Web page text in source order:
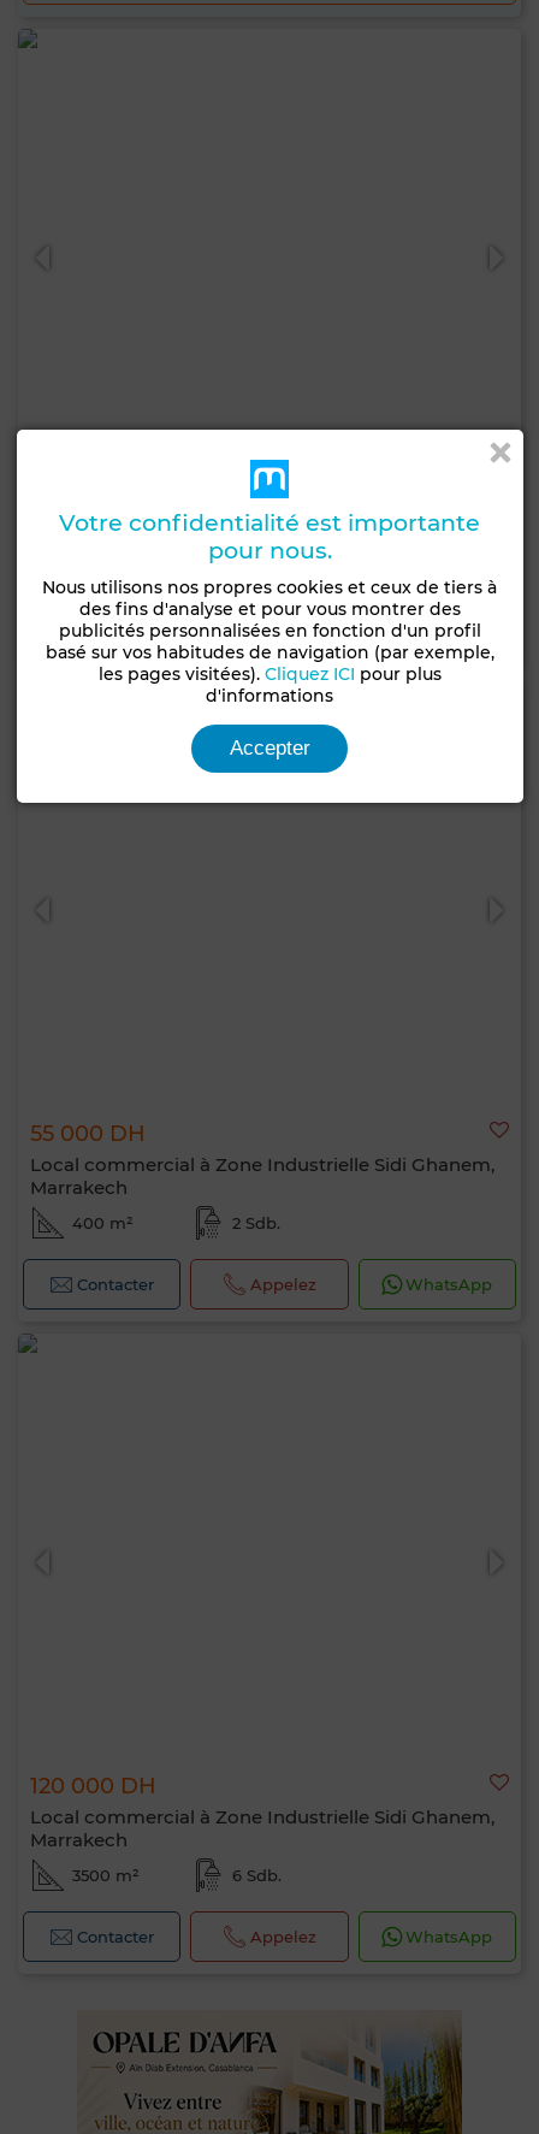
Local commercial à Zone Industrielle Sidi Ghanem,
Marrakech
Contacter Appelez WhatsApp
55 000 DH
Local commercial à Zone Industrielle Sidi Ghanem,
Marrakech
400 m² 2 Sdb.
Contacter Appelez WhatsApp
120 000 DH
Local commercial à Zone Industrielle Sidi Ghanem,
Marrakech
3500 m² 6 Sdb.
Contacter Appelez WhatsApp
Votre confidentialité est importante
pour nous.
Nous utilisons nos propres cookies et ceux de tiers à
des fins d'analyse et pour vous montrer des
publicités personnalisées en fonction d'un profil
basé sur vos habitudes de navigation (par exemple,
les pages visitées). Cliquez ICI pour plus
d'informations
Accepter